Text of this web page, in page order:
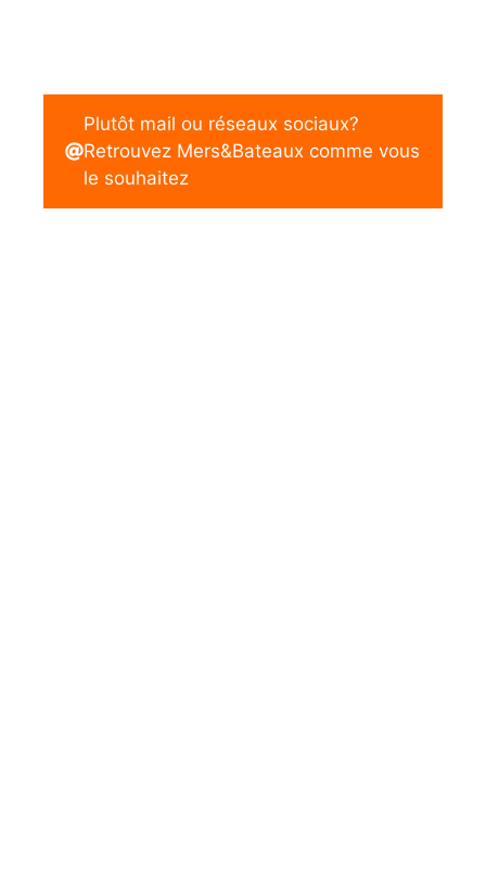
Plutôt mail ou réseaux sociaux?
Retrouvez Mers&Bateaux comme vous
le souhaitez